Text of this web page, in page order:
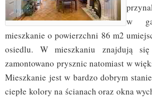
w
mieszkanie o powierzchni 86 m2
osiedlu. W mieszkaniu znajdują
zamontowano prysznic natomiast w
Mieszkanie jest w bardzo dobrym
ciepłe kolory na ścianach oraz okna